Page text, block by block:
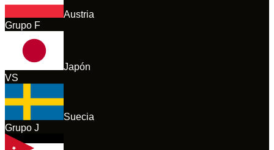
Austria
Grupo F
Japón
VS
Suecia
Grupo J